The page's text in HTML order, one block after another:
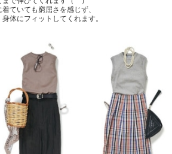
着ていても窮屈さを感じず、
体にフィットしてくれます。